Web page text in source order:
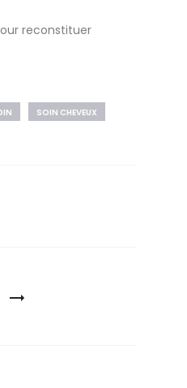
reconstituer
SOIN CHEVEUX